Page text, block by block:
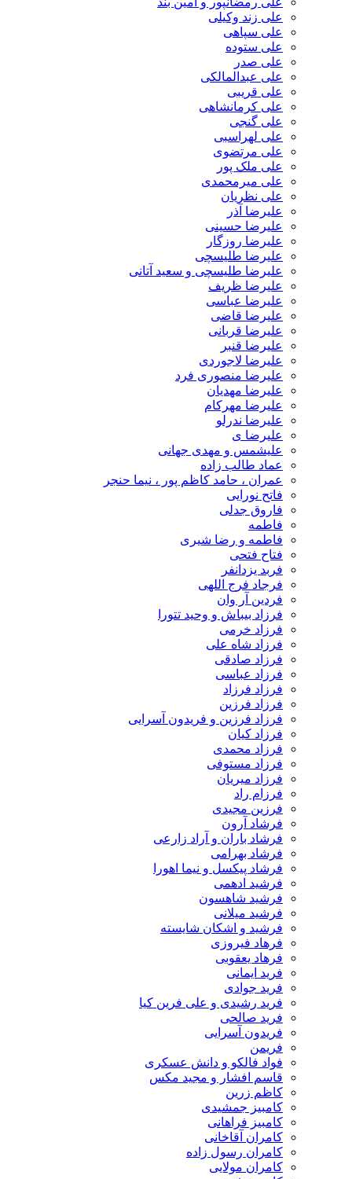
علی زند وکیلی
علی سپاهی
علی ستوده
علی صدر
علی عبدالمالکی
علی قریبی
علی کرمانشاهی
علی گنجی
علی لهراسبی
علی مرتضوی
علی ملک پور
علی میرمحمدی
علی نظریان
علیرضا آذر
علیرضا حسینی
علیرضا روزگار
علیرضا طلیسچی
علیرضا طلیسچی و سعید آتانی
علیرضا ظریف
علیرضا عباسی
علیرضا قاضی
علیرضا قربانی
علیرضا قنبر
علیرضا لاجوردی
علیرضا منصوری فرد
علیرضا مهدیان
علیرضا مهرکام
علیرضا ندرلو
علیرضا ی
علیشمس و مهدی جهانی
عماد طالب زاده
عمران ، حامد کاظم پور ، نیما حنجر
فاتح نورایی
فاروق جدلی
فاطمه
فاطمه و رضا شیری
فتاح فتحی
فربد یزدانفر
فرجاد فرج اللهی
فردین آر وان
فرزاد بیباش و وحید تتورا
فرزاد خرمی
فرزاد شاه علی
فرزاد صادقی
فرزاد عباسی
فرزاد فرزاد
فرزاد فرزین
فرزاد فرزین و فریدون آسرایی
فرزاد کیان
فرزاد محمدی
فرزاد مستوفی
فرزاد میریان
فرزام راد
فرزین مجیدی
فرشاد آرون
فرشاد باران و آراد زارعی
فرشاد بهرامی
فرشاد پیکسل و نیما اهورا
فرشید ادهمی
فرشید شاهسون
فرشید میلانی
فرشید و اشکان شایسته
فرهاد فیروزی
فرهاد یعقوبی
فرید ایمانی
فرید جوادی
فرید رشیدی و علی فرین کیا
فرید صالحی
فریدون آسرایی
فریمن
فواد فالکو و دانش عسکری
قاسم افشار و مجید مکس
کاظم زرین
کامبیز جمشیدی
کامبیز فراهانی
کامران آقاخانی
کامران رسول زاده
کامران مولایی